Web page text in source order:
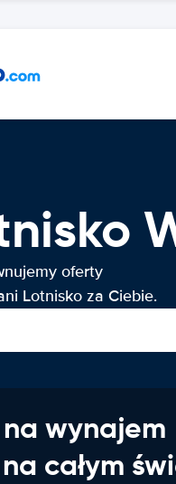
oferty
Lotnisko za Ciebie.
na wynajem
całym